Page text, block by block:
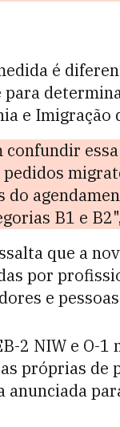
é
e Imigração
confundir
do
B1 e
que a
por
e
2 NIW e O-
próprias de
anunciada